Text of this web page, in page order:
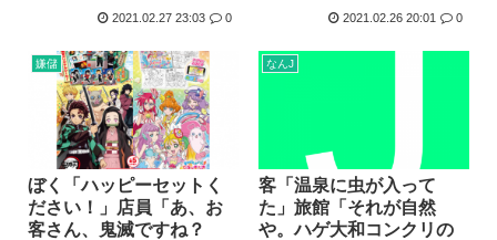
2021.02.27 23:03 0 2021.02.26 20:01 0
嫌儲
ぼく「ハッピーセットく
ださい！」店員「あ、お
客さん、鬼滅ですね？
なんJ
客「温泉に虫が入って
た」旅館「それが自然
や。ハゲ大和コンクリの